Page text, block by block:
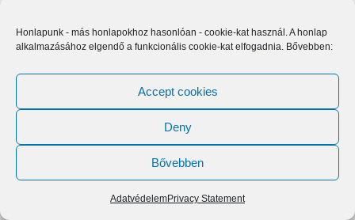
Honlapunk - más honlapokhoz hasonlóan - cookie-kat használ. A honlap
alkalmazásához elgendő a funkcionális cookie-kat elfogadnia. Bővebben:
Accept cookies
Deny
Bővebben
AdatvédelemPrivacy Statement
Közérdekű adatok
Önkormányzati rendeletek
2015. évi rendeletek
2013. évi rendeletek